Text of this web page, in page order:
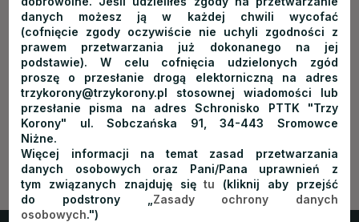
dawnej Hucie im. Lenina. W roku 1973 budynek stał się
własnością PTTK, które przeprowadziło remont obiektu.
Obecnie wszystkie pokoje są z łazienkami.
danych możesz ją w każdej chwili wycofać
(cofnięcie zgody oczywiście nie uchyli zgodności z
prawem przetwarzania już dokonanego na jej
podstawie). W celu cofnięcia udzielonych zgód
proszę o przesłanie drogą elektorniczną na adres
trzykorony@trzykorony.pl stosownej wiadomości lub
przesłanie pisma na adres Schronisko PTTK "Trzy
Korony" ul. Sobczańska 91, 34-443 Sromowce
Niżne.
Więcej informacji na temat zasad przetwarzania
danych osobowych oraz Pani/Pana uprawnień z
tym związanych znajduję siętu (kliknij aby przejść
do podstrony „ Zasady ochrony danych
osobowych.")